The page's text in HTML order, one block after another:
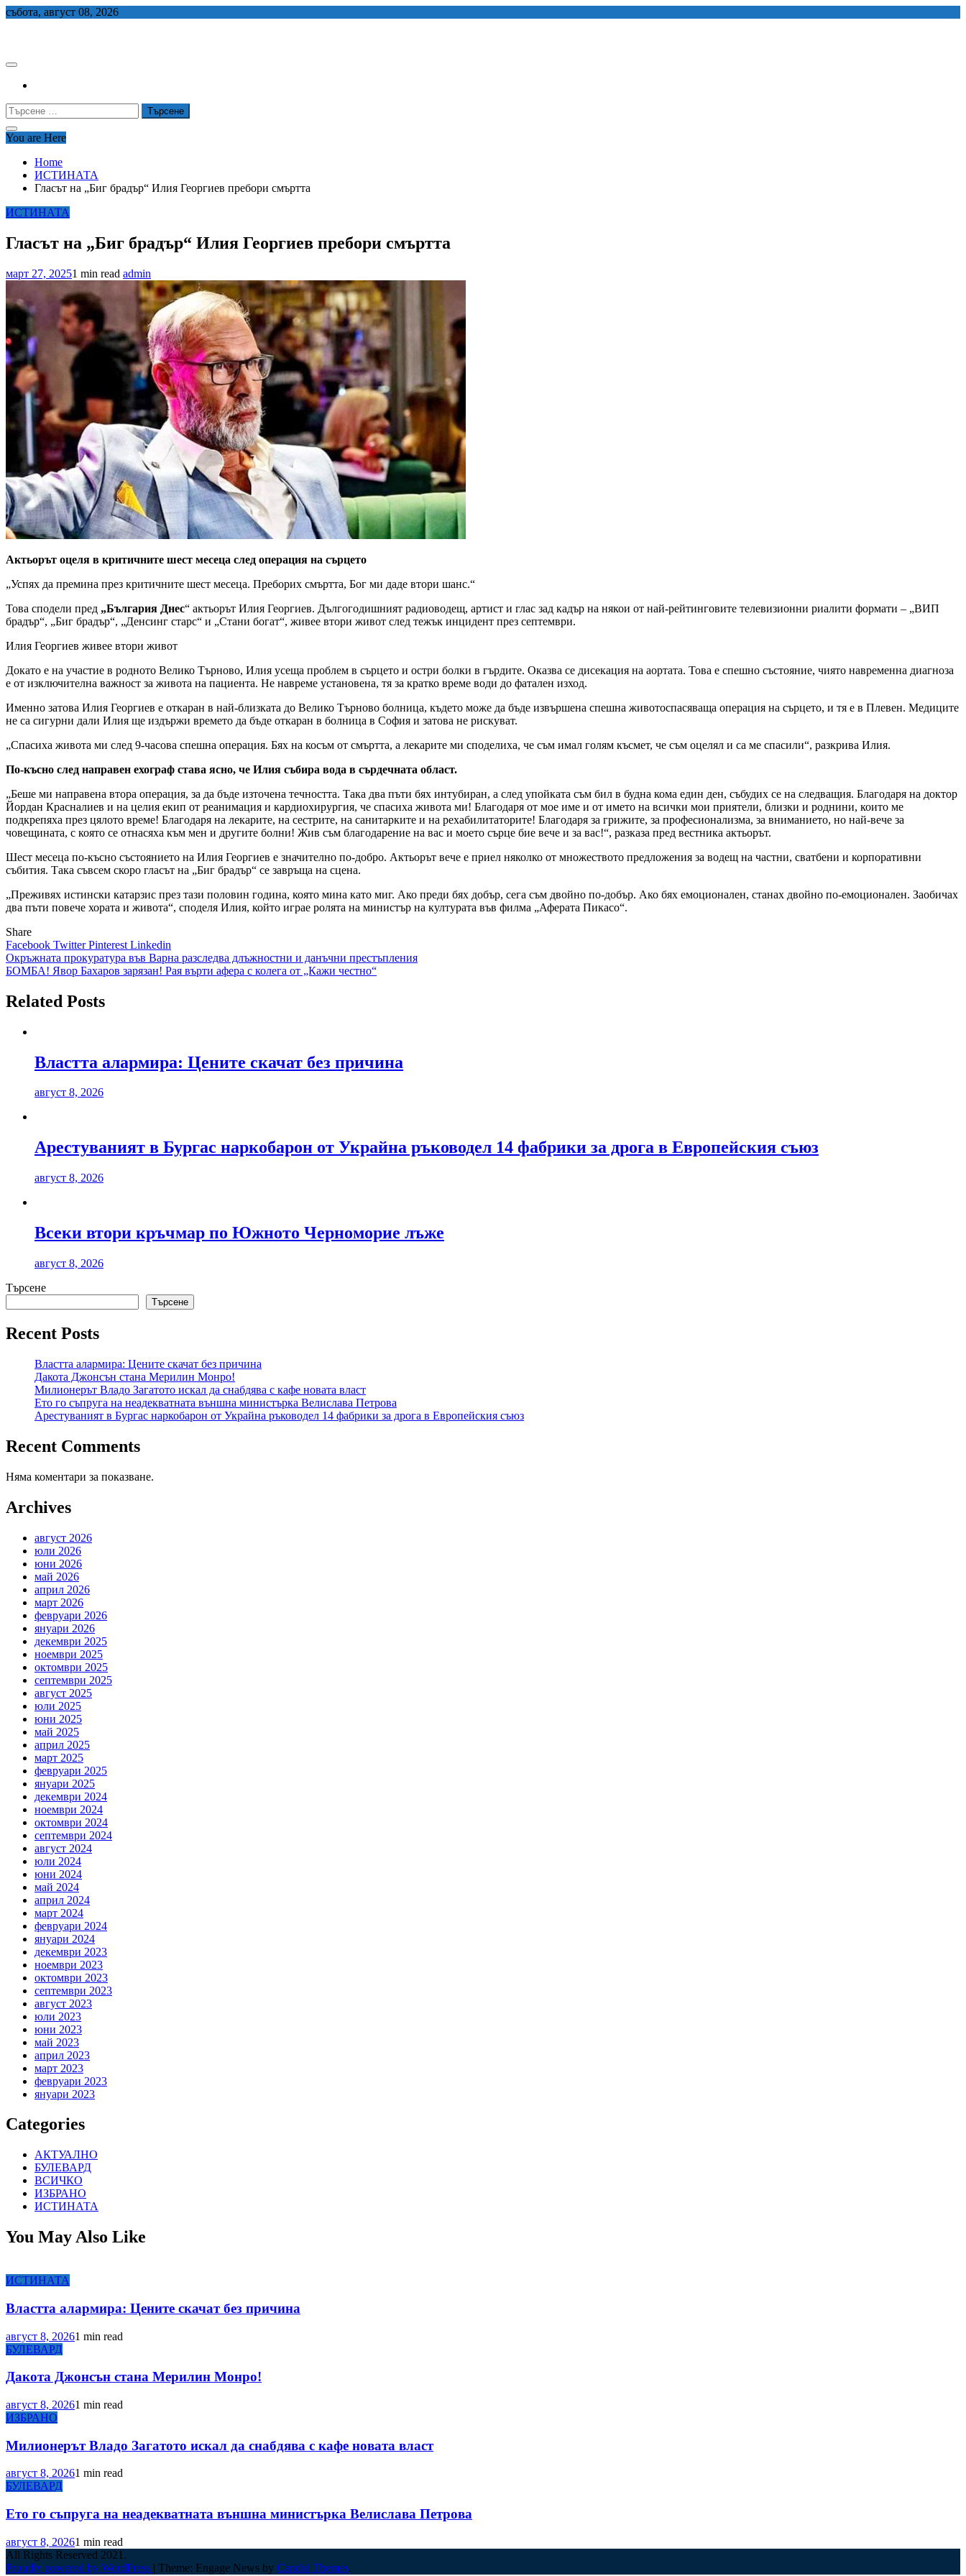
Skip
събота, август 08, 2026
Търсене
за:
You are Here
Home
ИСТИНАТА
Гласът на „Биг брадър“ Илия Георгиев пребори смъртта
ИСТИНАТА
Гласът на „Биг брадър“ Илия Георгиев пребори смъртта
март 27, 20251 min read admin
Актьорът оцеля в критичните шест месеца след операция на сърцето
„Успях да премина през критичните шест месеца. Преборих смъртта, Бог ми даде втори шанс.“
Това сподели пред „България Днес“ актьорът Илия Георгиев. Дългогодишният радиоводещ, артист и глас зад кадър на някои от най-рейтинговите телевизионни риалити формати – „ВИП
брадър“, „Биг брадър“, „Денсинг старс“ и „Стани богат“, живее втори живот след тежък инцидент през септември.
Илия Георгиев живее втори живот
Докато е на участие в родното Велико Търново, Илия усеща проблем в сърцето и остри болки в гърдите. Оказва се дисекация на аортата. Това е спешно състояние, чиято навременна диагноза
е от изключителна важност за живота на пациента. Не навреме установена, тя за кратко време води до фатален изход.
Именно затова Илия Георгиев е откаран в най-близката до Велико Търново болница, където може да бъде извършена спешна животоспасяваща операция на сърцето, и тя е в Плевен. Медиците
не са сигурни дали Илия ще издържи времето да бъде откаран в болница в София и затова не рискуват.
„Спасиха живота ми след 9-часова спешна операция. Бях на косъм от смъртта, а лекарите ми споделиха, че съм имал голям късмет, че съм оцелял и са ме спасили“, разкрива Илия.
По-късно след направен ехограф става ясно, че Илия събира вода в сърдечната област.
„Беше ми направена втора операция, за да бъде източена течността. Така два пъти бях интубиран, а след упойката съм бил в будна кома един ден, събудих се на следващия. Благодаря на доктор
Йордан Красналиев и на целия екип от реанимация и кардиохирургия, че спасиха живота ми! Благодаря от мое име и от името на всички мои приятели, близки и роднини, които ме
подкрепяха през цялото време! Благодаря на лекарите, на сестрите, на санитарките и на рехабилитаторите! Благодаря за грижите, за професионализма, за вниманието, но най-вече за
човещината, с която се отнасяха към мен и другите болни! Жив съм благодарение на вас и моето сърце бие вече и за вас!“, разказа пред вестника актьорът.
Шест месеца по-късно състоянието на Илия Георгиев е значително по-добро. Актьорът вече е приел няколко от множеството предложения за водещ на частни, сватбени и корпоративни
събития. Така съвсем скоро гласът на „Биг брадър“ се завръща на сцена.
„Преживях истински катарзис през тази половин година, която мина като миг. Ако преди бях добър, сега съм двойно по-добър. Ако бях емоционален, станах двойно по-емоционален. Заобичах
два пъти повече хората и живота“, споделя Илия, който играе ролята на министър на културата във филма „Аферата Пикасо“.
Share
Facebook TwitterPinterest Linkedin
Навигация
Окръжната прокуратура във Варна разследва длъжностни и данъчни престъпления
БОМБА! Явор Бахаров зарязан! Рая върти афера с колега от „Кажи честно“
Related Posts
Властта алармира: Цените скачат без причина
август 8, 2026
Арестуваният в Бургас наркобарон от Украйна ръководел 14 фабрики за дрога в Европейския съюз
август 8, 2026
Всеки втори кръчмар по Южното Черноморие лъже
август 8, 2026
Търсене
Търсене
Recent Posts
Властта алармира: Цените скачат без причина
Дакота Джонсън стана Мерилин Монро!
Милионерът Владо Загатото искал да снабдява с кафе новата власт
Ето го съпруга на неадекватната външна министърка Велислава Петрова
Арестуваният в Бургас наркобарон от Украйна ръководел 14 фабрики за дрога в Европейския съюз
Recent Comments
Няма коментари за показване.
Archives
август 2026
юли 2026
юни 2026
май 2026
април 2026
март 2026
февруари 2026
януари 2026
декември 2025
ноември 2025
октомври 2025
септември 2025
август 2025
юли 2025
юни 2025
май 2025
април 2025
март 2025
февруари 2025
януари 2025
декември 2024
ноември 2024
октомври 2024
септември 2024
август 2024
юли 2024
юни 2024
май 2024
април 2024
март 2024
февруари 2024
януари 2024
декември 2023
ноември 2023
октомври 2023
септември 2023
август 2023
юли 2023
юни 2023
май 2023
април 2023
март 2023
февруари 2023
януари 2023
Categories
АКТУАЛНО
БУЛЕВАРД
ВСИЧКО
ИЗБРАНО
ИСТИНАТА
You May Also Like
ИСТИНАТА
Властта алармира: Цените скачат без причина
август 8, 20261 min read
БУЛЕВАРД
Дакота Джонсън стана Мерилин Монро!
август 8, 20261 min read
ИЗБРАНО
Милионерът Владо Загатото искал да снабдява с кафе новата власт
август 8, 20261 min read
БУЛЕВАРД
Ето го съпруга на неадекватната външна министърка Велислава Петрова
август 8, 20261 min read
All Rights Reserved 2021.
Proudly powered by WordPress | Theme: Engage News by Candid Themes.